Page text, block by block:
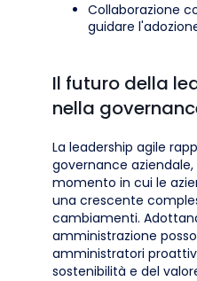
Collaborazione
guidare
Il futuro della
nella
La leadership agile
governance
momento in cui le
una crescente
cambiamenti.
amministrazione
amministratori
sostenibilità e del